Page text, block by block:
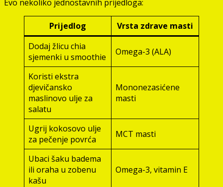
Evo nekoliko jednostavnih prijedloga:
Prijedlog
Vrsta zdrave masti
Dodaj žlicu chia
sjemenki u smoothie
Omega-3 (ALA)
Koristi ekstra
djevičansko
maslinovo ulje za
salatu
Mononezasićene
masti
Ugrij kokosovo ulje
za pečenje povrća
MCT masti
Ubaci šaku badema
ili oraha u zobenu
kašu
Omega-3, vitamin E